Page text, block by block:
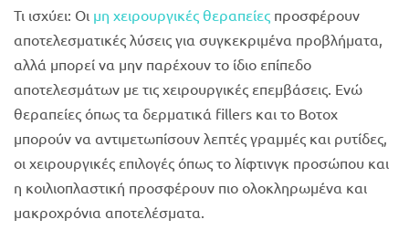
Τι ισχύει: Οι μη χειρουργικές θεραπείες προσφέρουν
αποτελεσματικές λύσεις για συγκεκριμένα προβλήματα,
αλλά μπορεί να μην παρέχουν το ίδιο επίπεδο
αποτελεσμάτων με τις χειρουργικές επεμβάσεις. Ενώ
θεραπείες όπως τα δερματικά fillers και το Βοτοχ
μπορούν να αντιμετωπίσουν λεπτές γραμμές και ρυτίδες,
οι χειρουργικές επιλογές όπως το λίφτινγκ προσώπου και
η κοιλιοπλαστική προσφέρουν πιο ολοκληρωμένα και
μακροχρόνια αποτελέσματα.